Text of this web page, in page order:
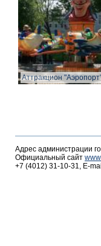
Аттракцион
Адрес администрации
Официальный сайт
+7 (4012) 31-10-31, E-